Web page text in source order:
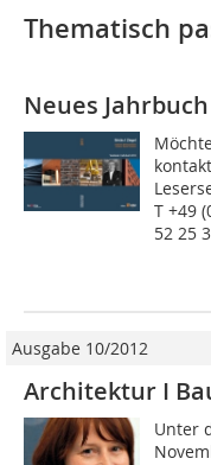
Thematisch
Neues
T +49
52 25
Ausgabe 10/2012
Architektur I
Unter